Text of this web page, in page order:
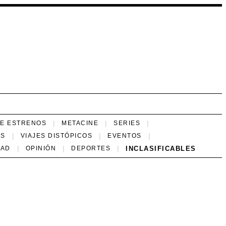
ESTRENOS METACINE
SERIES
VIAJES DISTÓPICOS
EVENTOS
OPINIÓN DEPORTES INCLASIFICABLES